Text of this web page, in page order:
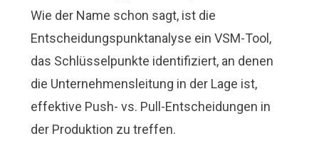
Wie der Name schon sagt, ist die
Entscheidungspunktanalyse ein VSM-Tool,
das Schlüsselpunkte identifiziert, an denen
die Unternehmensleitung in der Lage ist,
effektive Push- vs. Pull-Entscheidungen in
der Produktion zu treffen.